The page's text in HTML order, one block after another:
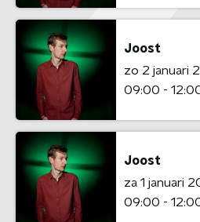
Joost
zo 2 januari
09:00 -
Joost
za 1 januari
09:00 -